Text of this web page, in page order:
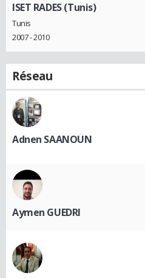
ISET RADES (Tunis)
Tunis
2007 - 2010
Réseau
Adnen SAANOUN
Aymen GUEDRI